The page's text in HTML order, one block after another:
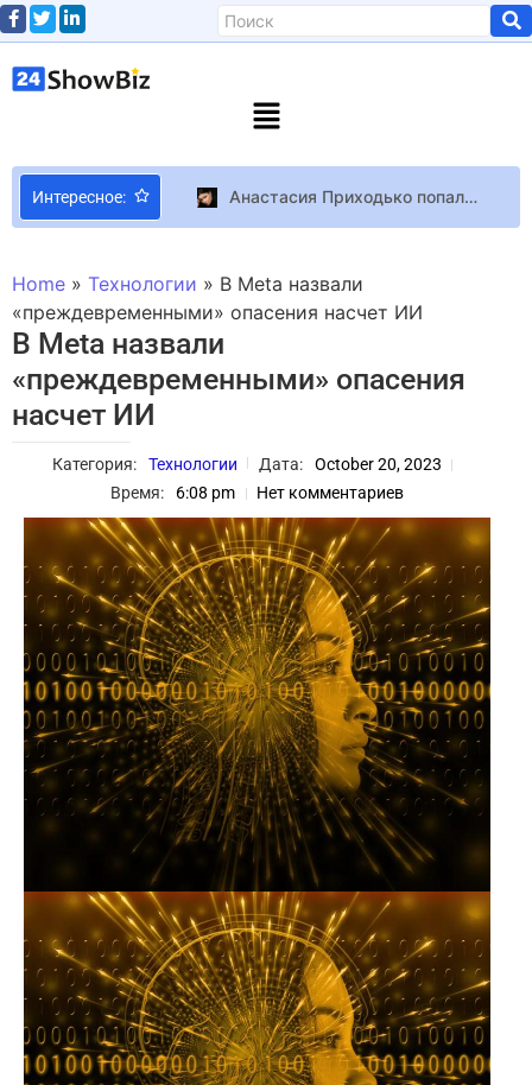
Интересное:
Анастасия Приходько попала в скандал из-за заявления о гимне Украины – он ее пугает
Экс-супруга Остапчука Горняк и Дантес встали на защиту художницы Морозюк
Объявлен лауреат премии имени Георгия Гонгадзе 2023 года
Home » Технологии » В Meta назвали
«преждевременными» опасения насчет ИИ
В Meta назвали
«преждевременными» опасения
насчет ИИ
Категория: Технологии Дата:
October 20, 2023
Время:
6:08 pm Нет комментариев